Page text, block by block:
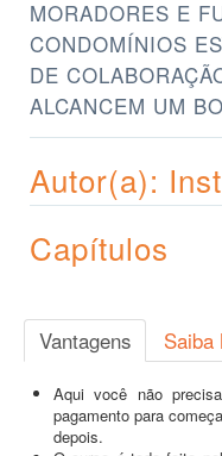
MORADORES E
CONDOMÍNIOS
DE
ALCANCEM UM
Autor(a):
Capítulos
Vantagens Saiba
Aqui você não
pagamento para
depois.